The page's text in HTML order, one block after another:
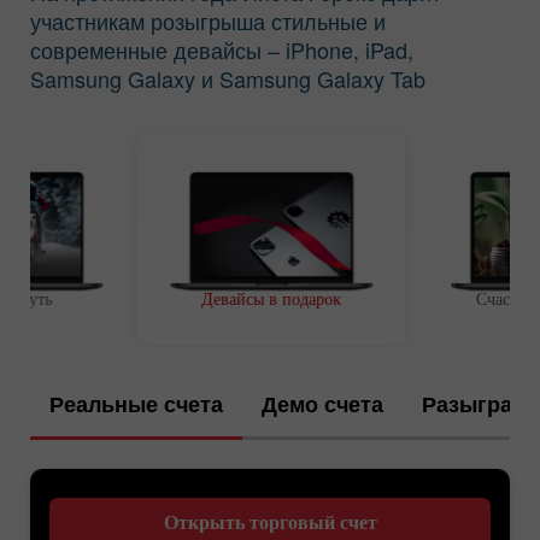
участникам розыгрыша стильные и
современные девайсы – iPhone, iPad,
Samsung Galaxy и Samsung Galaxy Tab
путь Девайсы в подарок
Реальные счета Демо счета Разыграно
Открыть торговый счет